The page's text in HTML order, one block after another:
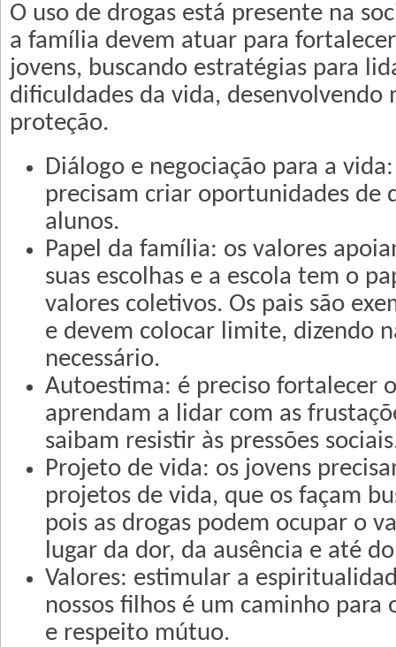
O uso de drogas está presente na
a família devem atuar para
jovens, buscando estratégias para
dificuldades da vida, desenvolvendo
proteção.
Diálogo e negociação para a
precisam criar oportunidades de
alunos.
Papel da família: os valores
suas escolhas e a escola tem o
valores coletivos. Os pais são
e devem colocar limite, dizendo
necessário.
Autoestima: é preciso fortalecer
aprendam a lidar com as
saibam resistir às pressões
Projeto de vida: os jovens
projetos de vida, que os façam
pois as drogas podem ocupar o
lugar da dor, da ausência e até
Valores: estimular a
nossos filhos é um caminho
e respeito mútuo.